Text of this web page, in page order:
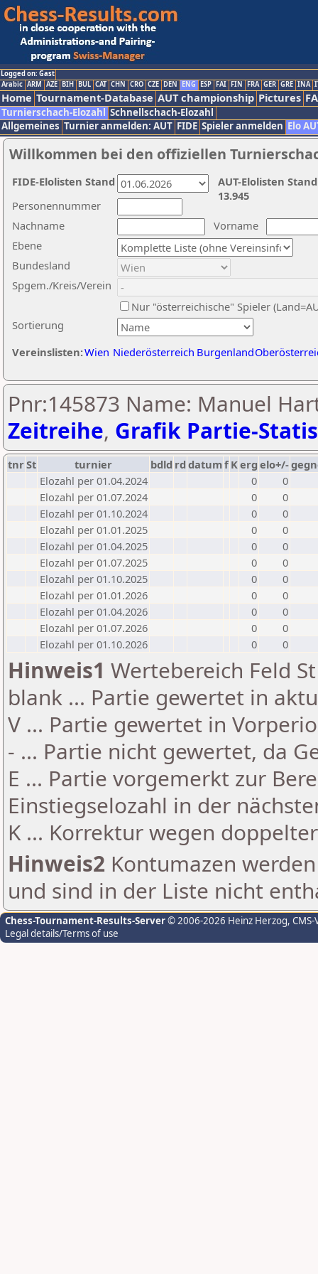
Logged on: Gast
Arabic ARM AZE BIH BUL CAT CHN CRO CZE DEN ENG ESP FAI FIN FRA GER GRE INA
Home Tournament-Database AUT championship Pictures
Turnierschach-Elozahl Schnellschach-Elozahl
Allgemeines Turnier anmelden: AUT FIDE Spieler anmelden Elo
Willkommen bei den offiziellen
Nachname
Vorname
Ebene
Sortierung
Personennummer
Bundesland
Spgem./Kreis/Verein
Nur "österreichische" Spieler
Vereinslisten:Wien Niederösterreich Burgenland
AUT-Elolisten
13.945
FIDE-Elolisten Stand
Pnr:145873 Name: Manuel
Zeitreihe, Grafik Partie-
tnrSt turnier bdld rd datumf Kerg elo+/-
Elozahl per 01.04.2024
0
0
Elozahl per 01.07.2024
0
0
Elozahl per 01.10.2024
0
0
Elozahl per 01.01.2025
0
0
Elozahl per 01.04.2025
0
0
Elozahl per 01.07.2025
0
0
Elozahl per 01.10.2025
0
0
Elozahl per 01.01.2026
0
0
Elozahl per 01.04.2026
0
0
Elozahl per 01.07.2026
0
0
Elozahl per 01.10.2026
0 0
Hinweis1 Wertebereich Feld
blank ... Partie gewertet in
V ... Partie gewertet in
- ... Partie nicht gewertet, da
E ... Partie vorgemerkt zur
Einstiegselozahl in der
K ... Korrektur wegen
Hinweis2 Kontumazen
und sind in der Liste nicht
Chess-Tournament-Results-Server© 2006-2026 Heinz Herzog,
Legal details/Terms of use